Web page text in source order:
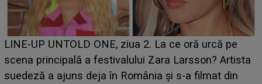
Ce a dezvăluit noua concurentă din "Casa Iubirii" l-a
luat prin surprindere pe Emanuel. CINE ESTE
BĂIATUL VIZAT de Alexandra?! Aflându-se în fața